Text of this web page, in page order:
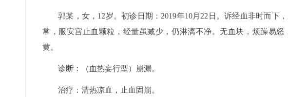
郭某，女，12岁。初诊日期：2019年10月22日。诉经血非时而下
常，服安宫止血颗粒，经量虽减少，仍淋漓不净。无血块，烦躁易
黄。
诊断：（血热妄行型）崩漏。
治疗：清热凉血，止血固崩。